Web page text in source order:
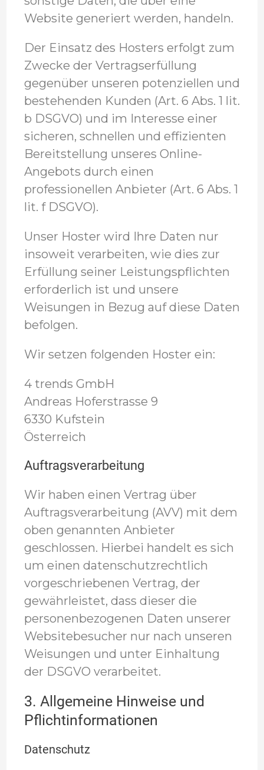
Website generiert werden, handeln.
Der Einsatz des Hosters erfolgt zum
Zwecke der Vertragserfüllung
gegenüber unseren potenziellen und
bestehenden Kunden (Art. 6 Abs. 1 lit.
b DSGVO) und im Interesse einer
sicheren, schnellen und effizienten
Bereitstellung unseres Online-
Angebots durch einen
professionellen Anbieter (Art. 6 Abs. 1
lit. f DSGVO).
Unser Hoster wird Ihre Daten nur
insoweit verarbeiten, wie dies zur
Erfüllung seiner Leistungspflichten
erforderlich ist und unsere
Weisungen in Bezug auf diese Daten
befolgen.
Wir setzen folgenden Hoster ein:
4 trends GmbH
Andreas Hoferstrasse 9
6330 Kufstein
Österreich
Auftragsverarbeitung
Wir haben einen Vertrag über
Auftragsverarbeitung (AVV) mit dem
oben genannten Anbieter
geschlossen. Hierbei handelt es sich
um einen datenschutzrechtlich
vorgeschriebenen Vertrag, der
gewährleistet, dass dieser die
personenbezogenen Daten unserer
Websitebesucher nur nach unseren
Weisungen und unter Einhaltung
der DSGVO verarbeitet.
3. Allgemeine Hinweise und
Pflicht­informationen
Datenschutz